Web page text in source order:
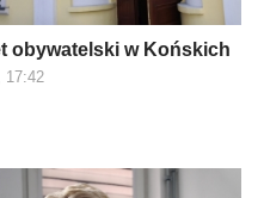
obywatelski w Końskich
17:42